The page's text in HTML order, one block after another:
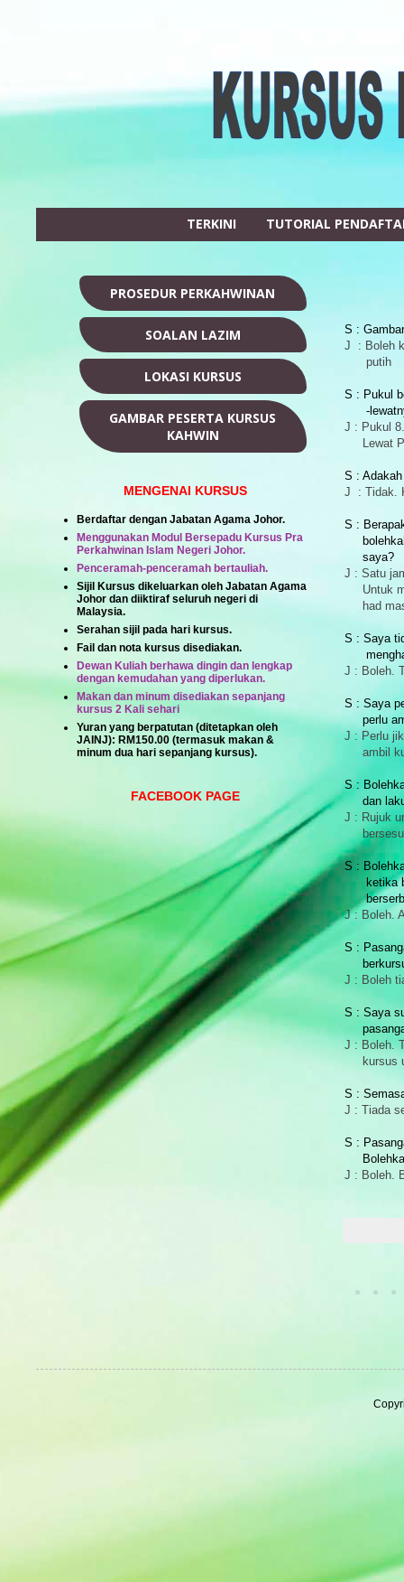
TERKINI TUTORIAL
S :
J : Boleh
putih
S : Pukul
-
J : Pukul
Lewat
S :
J : Tidak.
S :
saya?
J : Satu
Untuk
had
S : Saya
J : Boleh.
S : Saya
perlu
J : Perlu
ambil
S :
dan
J : Rujuk
S :
ketika
J : Boleh.
S :
J : Boleh
S : Saya
J : Boleh.
kursus
S :
J : Tiada
S :
J : Boleh.
PROSEDUR PERKAHWINAN
SOALAN LAZIM
LOKASI KURSUS
GAMBAR PESERTA KURSUS
KAHWIN
MENGENAI KURSUS
Berdaftar dengan Jabatan Agama Johor.
Menggunakan Modul Bersepadu Kursus Pra
Perkahwinan Islam Negeri Johor.
Penceramah-penceramah bertauliah.
Sijil Kursus dikeluarkan oleh Jabatan Agama
Johor dan diiktiraf seluruh negeri di
Malaysia.
Serahan sijil pada hari kursus.
Fail dan nota kursus disediakan.
Dewan Kuliah berhawa dingin dan lengkap
dengan kemudahan yang diperlukan.
Makan dan minum disediakan sepanjang
kursus 2 Kali sehari
Yuran yang berpatutan (ditetapkan oleh
JAINJ): RM150.00 (termasuk makan &
minum dua hari sepanjang kursus).
FACEBOOK PAGE